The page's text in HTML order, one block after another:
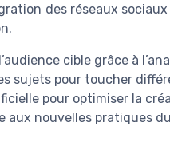
des réseaux
cible grâce à
sujets pour toucher
pour optimiser la
aux nouvelles pratiques